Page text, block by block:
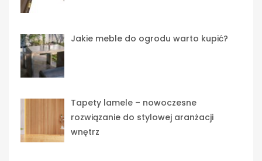
Jakie meble do ogrodu warto kupić?
Tapety lamele – nowoczesne
rozwiązanie do stylowej aranżacji
wnętrz